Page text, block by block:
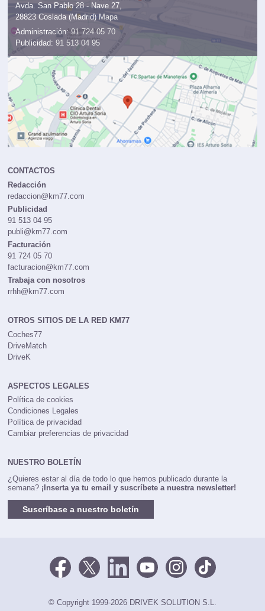
Avda. San Pablo 28 - Nave 27,
28823 Coslada (Madrid) Mapa
Administración: 91 724 05 70
Publicidad: 91 513 04 95
CONTACTOS
Redacción
redaccion@km77.com
Publicidad
91 513 04 95
publi@km77.com
Facturación
91 724 05 70
facturacion@km77.com
Trabaja con nosotros
rrhh@km77.com
OTROS SITIOS DE LA RED KM77
Coches77
DriveMatch
DriveK
ASPECTOS LEGALES
Política de cookies
Condiciones Legales
Política de privacidad
Cambiar preferencias de privacidad
NUESTRO BOLETÍN
¿Quieres estar al día de todo lo que hemos publicado durante la
semana? ¡Inserta ya tu email y suscríbete a nuestra newsletter!
Suscríbase a nuestro boletín
© Copyright 1999-2026 DRIVEK SOLUTION S.L.